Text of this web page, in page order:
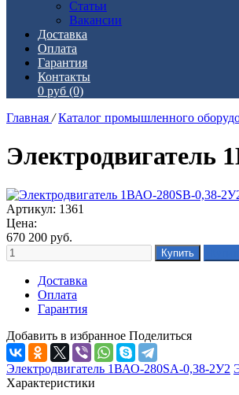
Статьи
Вакансии
Доставка
Оплата
Гарантия
Контакты
0 руб (0)
Главная / Каталог промышленного
Электродвигатель
Артикул: 1361
Цена:
670 200 руб.
Доставка
Оплата
Гарантия
Добавить в избранное Поделиться
Электродвигатель 1ВАО-280SА-0,38-2У2
Характеристики